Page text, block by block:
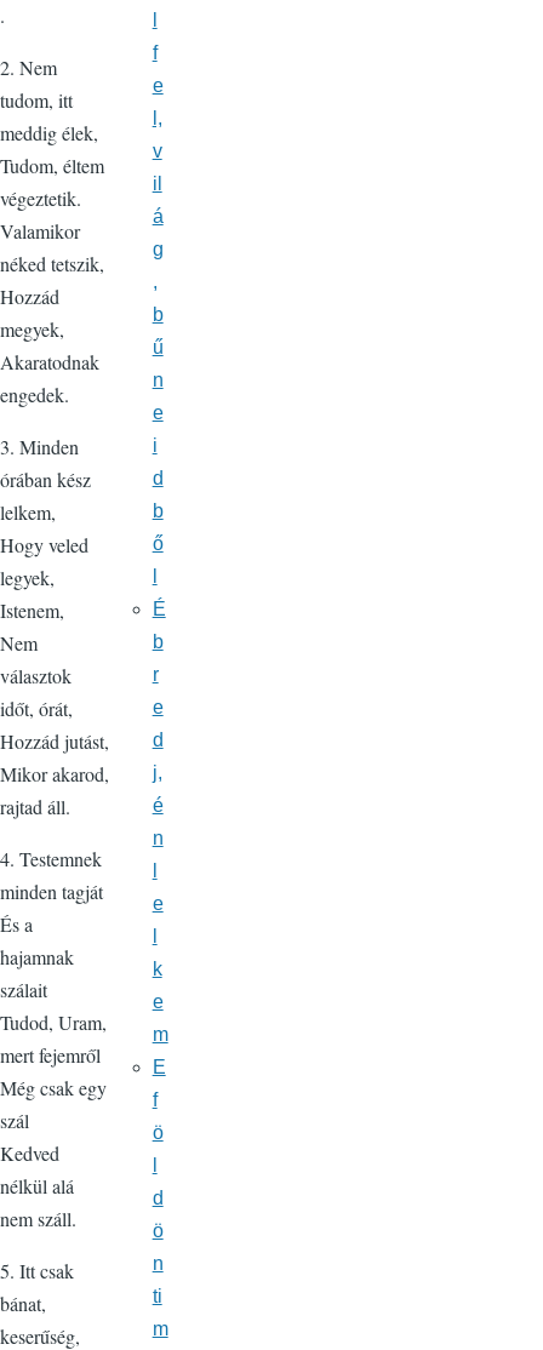
.
2. Nem
tudom, itt
meddig élek,
Tudom, éltem
végeztetik.
Valamikor
néked tetszik,
Hozzád
megyek,
Akaratodnak
engedek.
3. Minden
órában kész
lelkem,
Hogy veled
legyek,
Istenem,
Nem
választok
időt, órát,
Hozzád jutást,
Mikor akarod,
rajtad áll.
4. Testemnek
minden tagját
És a
hajamnak
szálait
Tudod, Uram,
mert fejemről
Még csak egy
szál
Kedved
nélkül alá
nem száll.
5. Itt csak
bánat,
keserűség,
f
e
l,
v
il
á
g
,
b
ű
n
e
i
d
b
ő
É
b
r
e
d
j,
é
n
e
k
e
m
E
f
ö
d
ö
n
ti
m